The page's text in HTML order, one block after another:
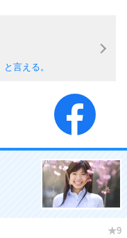
言える。